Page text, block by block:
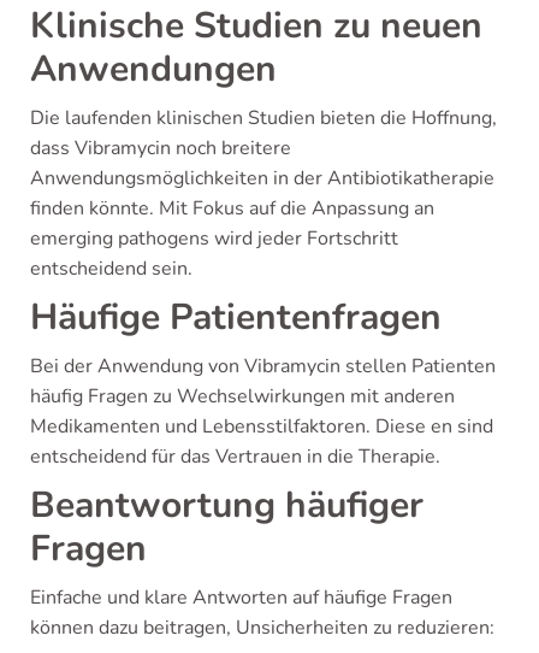
Klinische Studien zu neuen
Anwendungen
Die laufenden klinischen Studien bieten die Hoffnung,
dass Vibramycin noch breitere
Anwendungsmöglichkeiten in der Antibiotikatherapie
finden könnte. Mit Fokus auf die Anpassung an
emerging pathogens wird jeder Fortschritt
entscheidend sein.
Häufige Patientenfragen
Bei der Anwendung von Vibramycin stellen Patienten
häufig Fragen zu Wechselwirkungen mit anderen
Medikamenten und Lebensstilfaktoren. Diese en sind
entscheidend für das Vertrauen in die Therapie.
Beantwortung häufiger
Fragen
Einfache und klare Antworten auf häufige Fragen
können dazu beitragen, Unsicherheiten zu reduzieren: